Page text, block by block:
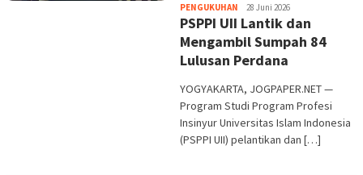
PENGUKUHAN Heri
Purwata
28 Juni 2026
PSPPI UII Lantik dan
Mengambil Sumpah 84
Lulusan Perdana
YOGYAKARTA, JOGPAPER.NET —
Program Studi Program Profesi
Insinyur Universitas Islam Indonesia
(PSPPI UII) pelantikan dan […]